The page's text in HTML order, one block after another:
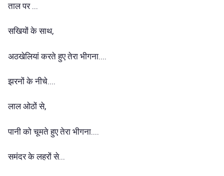
ताल पर ...
सखियों के साथ,
अठखेलियां करते हुए तेरा भीगना....
झरनों के नीचे....
लाल ओठों से,
पानी को चूमते हुए तेरा भीगना....
समंदर के लहरों से...